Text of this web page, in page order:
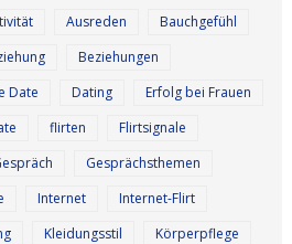
Ausreden
Bauchgefühl
Beziehungen
Date Dating
Erfolg bei Frauen
flirten
Flirtsignale
Gesprächsthemen
Internet
Internet-Flirt
Kleidungsstil
Körperpflege